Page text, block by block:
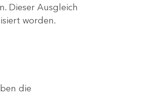
Dieser Ausgleich
worden.
die